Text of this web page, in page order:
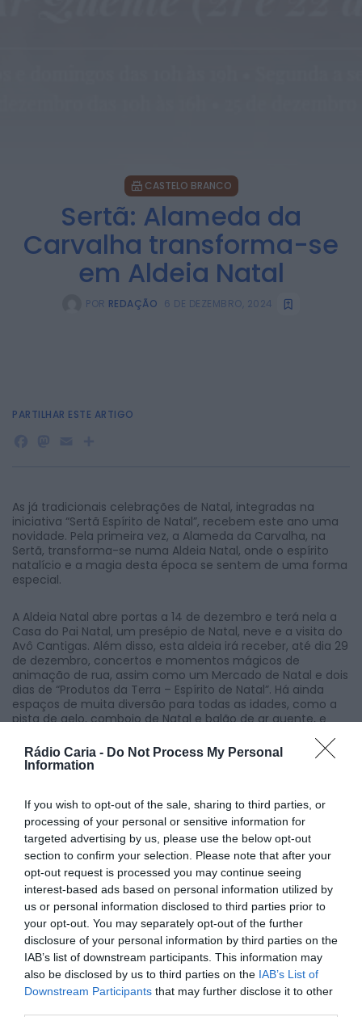
Rádio Caria - Do Not Process My Personal
Information
If you wish to opt-out of the sale, sharing to third parties, or
processing of your personal or sensitive information for
targeted advertising by us, please use the below opt-out
section to confirm your selection. Please note that after your
opt-out request is processed you may continue seeing
interest-based ads based on personal information utilized by
us or personal information disclosed to third parties prior to
your opt-out. You may separately opt-out of the further
disclosure of your personal information by third parties on the
IAB’s list of downstream participants. This information may
also be disclosed by us to third parties on the IAB’s List of
Downstream Participants that may further disclose it to other
CASTELO BRANCO
Sertã: Alameda da
Carvalha transforma-se
em Aldeia Natal
POR REDAÇÃO 6 DE DEZEMBRO, 2024
As já tradicionais celebrações de Natal, integradas na
iniciativa “Sertã Espírito de Natal”, recebem este ano uma
novidade. Pela primeira vez, a Alameda da Carvalha, na
Sertã, transforma-se numa Aldeia Natal, onde o espírito
natalício e a magia desta época se sentem de uma forma
especial.
A Aldeia Natal abre portas a 14 de dezembro e terá nela a
Casa do Pai Natal, um presépio de Natal, neve e a visita do
Avô Cantigas. Além disso, esta aldeia irá receber, até dia 29
de dezembro, concertos e momentos mágicos de
animação de rua, assim como um Mercado de Natal e dois
dias de “Produtos da Terra – Espírito de Natal”. Há ainda
espaços de muita diversão para todas as idades, como a
pista de gelo, comboio de Natal e balão de ar quente, e
muita animação.
acontece logo no dia 14 de dezembro, pelas 15 horas, com
o Grupo de Música Popular de Cernache do Bonjardim.
O grupo de Hip Hop das Dance Clube também marca
presença, com duas atuações: a primeira no dia 17 de
dezembro, às 18 horas com a classe de 3/5 anos, e dia 21,
pelas 10 horas, com a classe dos 7 aos 18 anos. Dia 20 de
dezembro, às 17 horas, a Aldeia Natal recebe atuação da
Escola de Ballet da Associação d’Artes Tullio Victorino.
Também no dia 21, a Tuna da Academia Sénior atua às 17
horas.
Dia 22 de dezembro, o Avô Cantigas anima toda a aldeia,
com uma atuação às 10 horas. No mesmo dia, pelas 18
horas, há ainda atuação de Frankie and
PARTILHAR ESTE ARTIGO